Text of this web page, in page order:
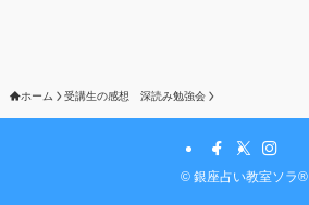
ホーム 受講生の感想 深読み勉強会
©銀座占い教室ソラ®